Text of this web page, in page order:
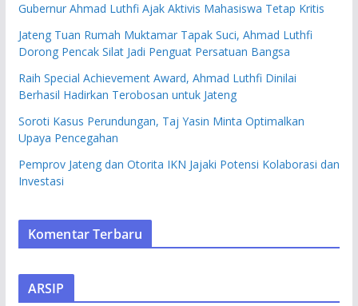
Gubernur Ahmad Luthfi Ajak Aktivis Mahasiswa Tetap Kritis
Jateng Tuan Rumah Muktamar Tapak Suci, Ahmad Luthfi
Dorong Pencak Silat Jadi Penguat Persatuan Bangsa
Raih Special Achievement Award, Ahmad Luthfi Dinilai
Berhasil Hadirkan Terobosan untuk Jateng
Soroti Kasus Perundungan, Taj Yasin Minta Optimalkan
Upaya Pencegahan
Pemprov Jateng dan Otorita IKN Jajaki Potensi Kolaborasi dan
Investasi
Komentar Terbaru
ARSIP